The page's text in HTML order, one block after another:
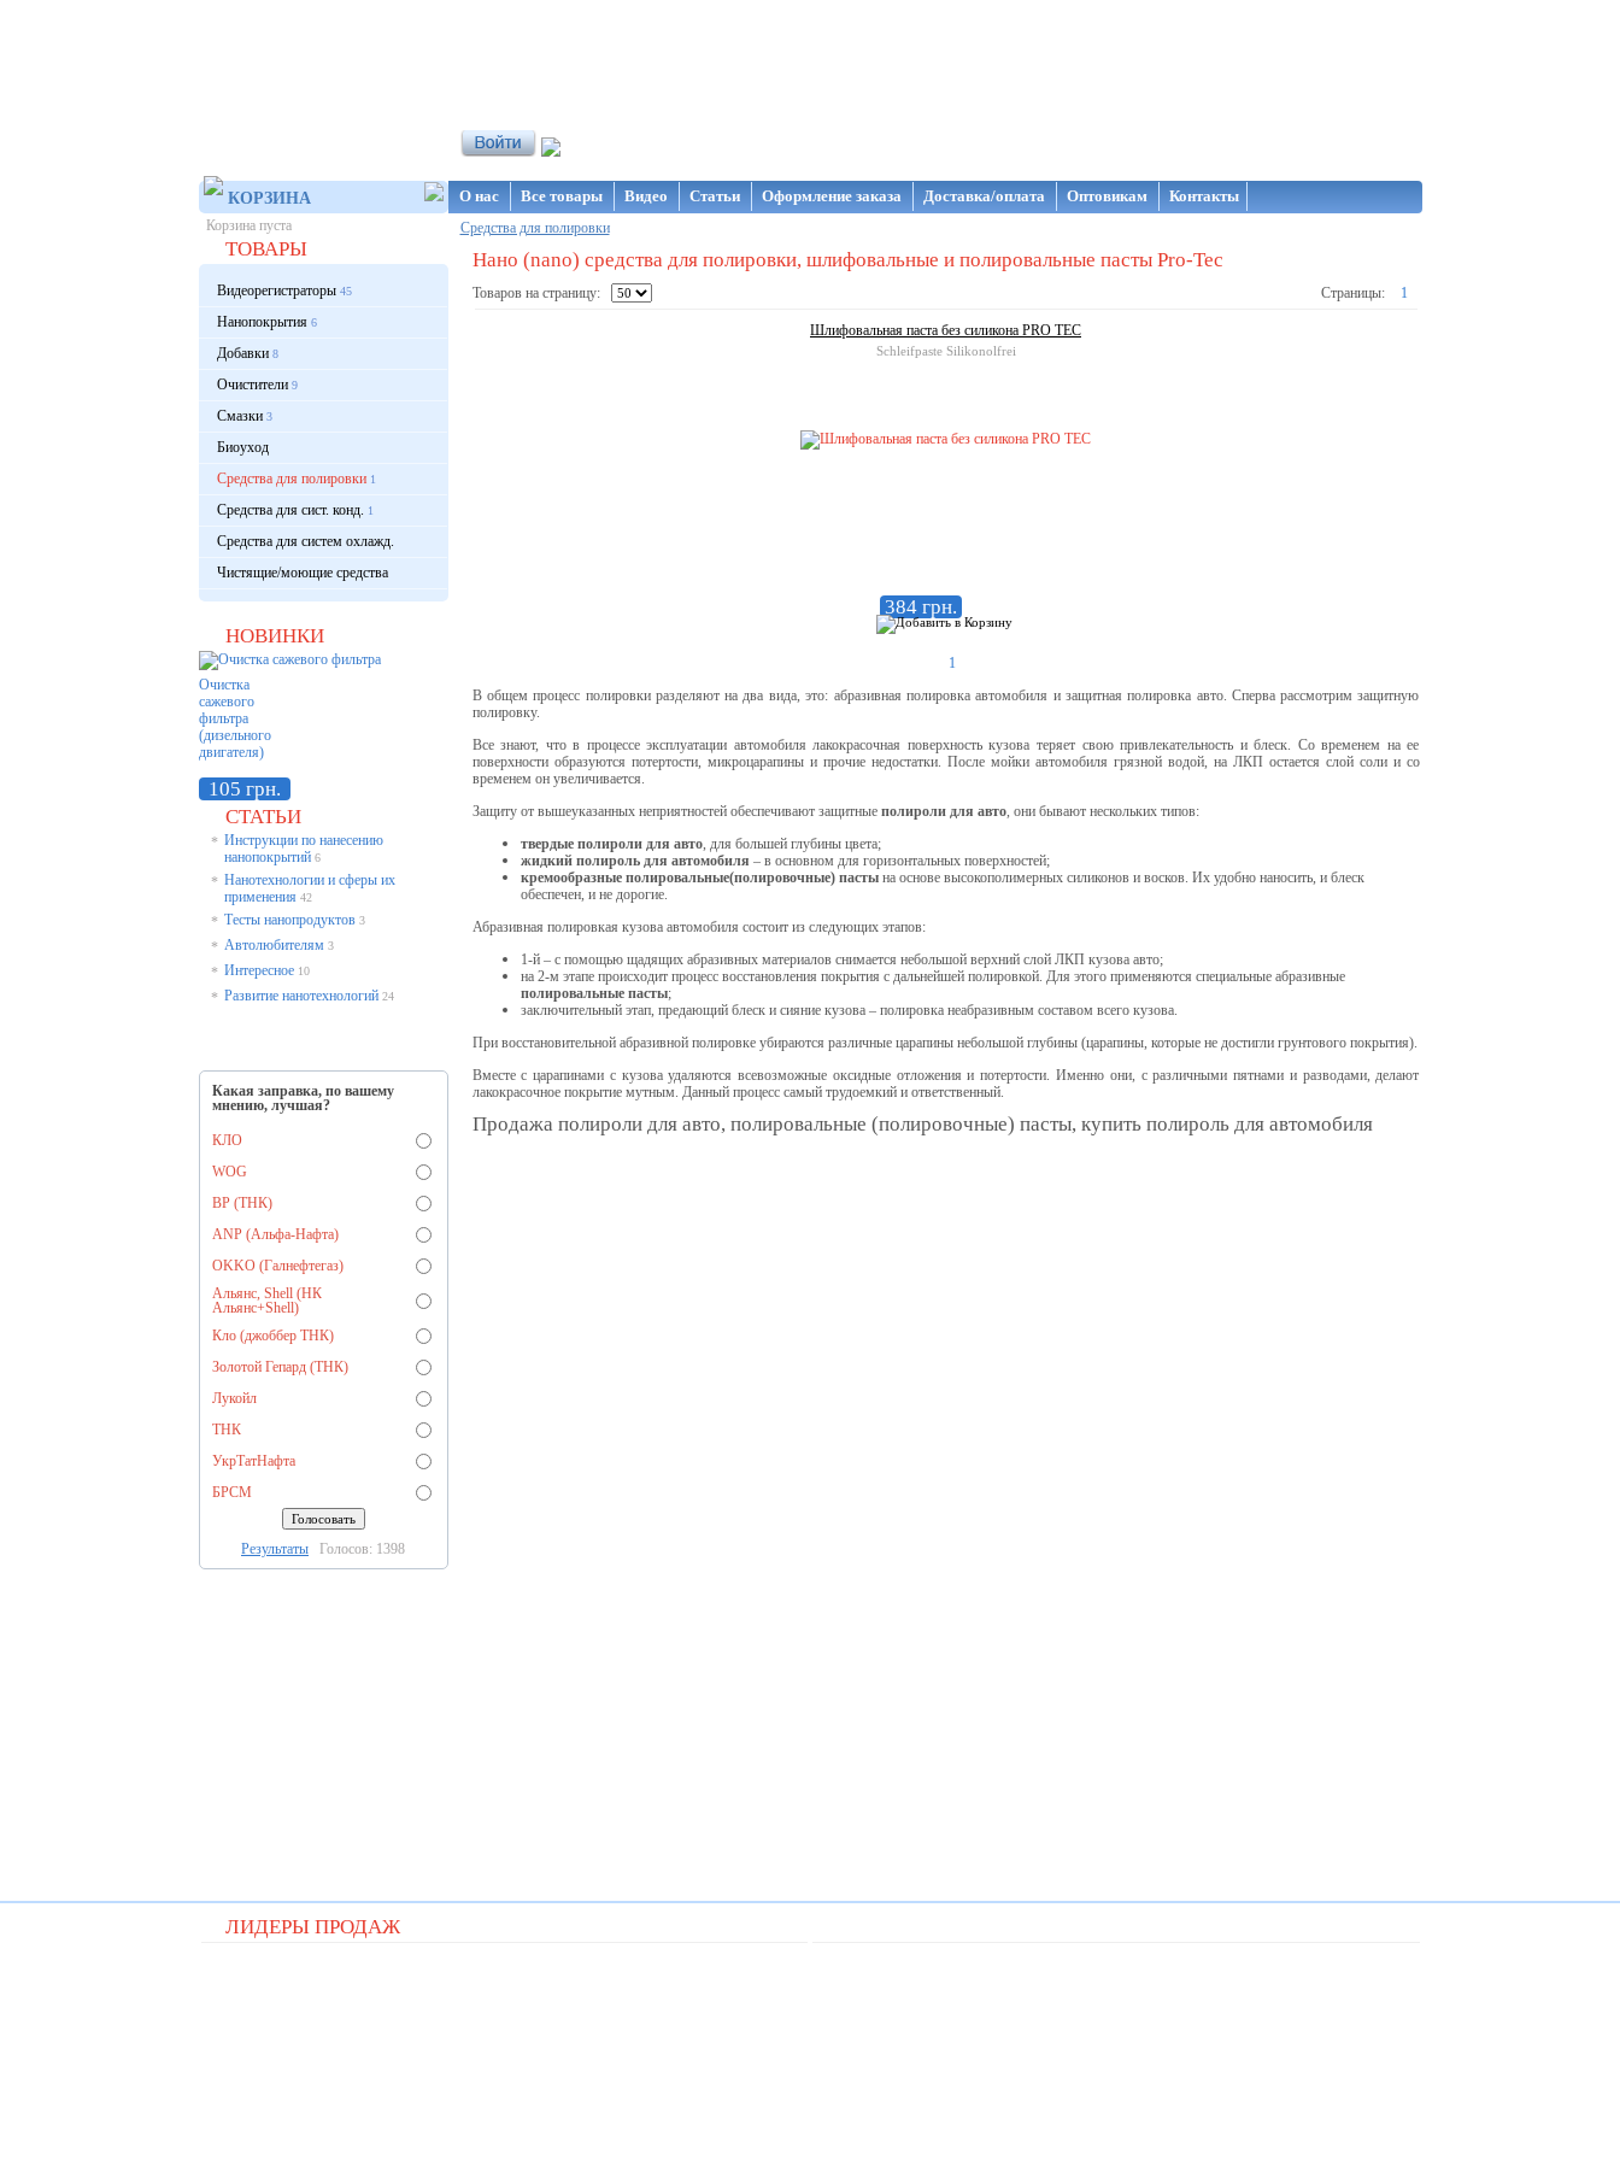
КОРЗИНА
Корзина пуста
ТОВАРЫ
Видеорегистраторы45
Нанопокрытия6
Добавки8
Очистители9
Смазки3
Биоуход
Средства для полировки1
Средства для сист. конд. 1
Средства для систем охлажд.
Чистящие/моющие средства
НОВИНКИ
Очистка
сажевого
фильтра
(дизельного
двигателя)
105 грн.
СТАТЬИ
* Инструкции по нанесению
нанопокрытий 6
* Нанотехнологии и сферы их
применения 42
* Тесты нанопродуктов 3
* Автолюбителям 3
* Интересное 10
* Развитие нанотехнологий 24
Какая заправка, по вашему
мнению, лучшая?
КЛО
WOG
BP (ТНК)
ANP (Альфа-Нафта)
OKKO (Галнефтегаз)
Альянс, Shell (НК
Альянс+Shell)
Кло (джоббер ТНК)
Золотой Гепард (ТНК)
Лукойл
ТНК
УкрТатНафта
БРСМ
Результаты Голосов: 1398
О нас Все товары Видео Статьи Оформление заказа Доставка/оплата Оптовикам Контакты
Средства для полировки
Нано (nano) средства для полировки, шлифовальные и полировальные пасты Pro-Tec
Товаров на страницу: Страницы: 1
Шлифовальная паста без силикона PRO TEC
Schleifpaste Silikonolfrei
384 грн.
1
В общем процесс полировки разделяют на два вида, это: абразивная полировка автомобиля и защитная полировка авто. Сперва рассмотрим защитную
полировку.
Все знают, что в процессе эксплуатации автомобиля лакокрасочная поверхность кузова теряет свою привлекательность и блеск. Со временем на ее
поверхности образуются потертости, микроцарапины и прочие недостатки. После мойки автомобиля грязной водой, на ЛКП остается слой соли и со
временем он увеличивается.
Защиту от вышеуказанных неприятностей обеспечивают защитные полироли для авто, они бывают нескольких типов:
твердые полироли для авто, для большей глубины цвета;
жидкий полироль для автомобиля – в основном для горизонтальных поверхностей;
кремообразные полировальные(полировочные) пастына основе высокополимерных силиконов и восков. Их удобно наносить, и блеск
обеспечен, и не дорогие.
Абразивная полировкая кузова автомобиля состоит из следующих этапов:
1-й –с помощью щадящих абразивных материалов снимается небольшой верхний слой ЛКП кузова авто;
на 2-м этапе происходит процесс восстановления покрытия с дальнейшей полировкой. Для этого применяются специальные абразивные
полировальные пасты;
заключительный этап, предающий блеск и сияние кузова – полировка неабразивным составом всего кузова.
При восстановительной абразивной полировке убираются различные царапины небольшой глубины (царапины, которые не достигли грунтового покрытия).
Вместе с царапинами с кузова удаляются всевозможные оксидные отложения и потертости. Именно они, с различными пятнами и разводами, делают
лакокрасочное покрытие мутным. Данный процесс самый трудоемкий и ответственный.
Продажа полироли для авто, полировальные (полировочные) пасты, купить полироль для автомобиля
ЛИДЕРЫ ПРОДАЖ